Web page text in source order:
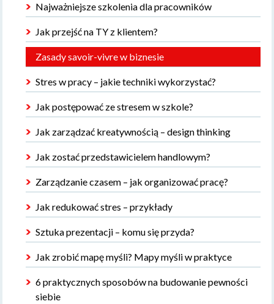
Najważniejsze szkolenia dla pracowników
Jak przejść na TY z klientem?
Zasady savoir-vivre w biznesie
Stres w pracy – jakie techniki wykorzystać?
Jak postępować ze stresem w szkole?
Jak zarządzać kreatywnością – design thinking
Jak zostać przedstawicielem handlowym?
Zarządzanie czasem – jak organizować pracę?
Jak redukować stres – przykłady
Sztuka prezentacji – komu się przyda?
Jak zrobić mapę myśli? Mapy myśli w praktyce
6 praktycznych sposobów na budowanie pewności
siebie